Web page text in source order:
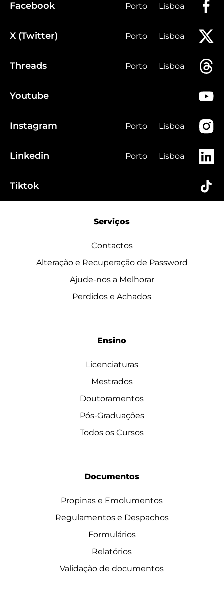
Facebook Porto Lisboa
X (Twitter) Porto Lisboa
Threads Porto Lisboa
Youtube
Instagram Porto Lisboa
Linkedin Porto Lisboa
Tiktok
Serviços
Contactos
Alteração e Recuperação de Password
Ajude-nos a Melhorar
Perdidos e Achados
Ensino
Licenciaturas
Mestrados
Doutoramentos
Pós-Graduações
Todos os Cursos
Documentos
Propinas e Emolumentos
Regulamentos e Despachos
Formulários
Relatórios
Validação de documentos